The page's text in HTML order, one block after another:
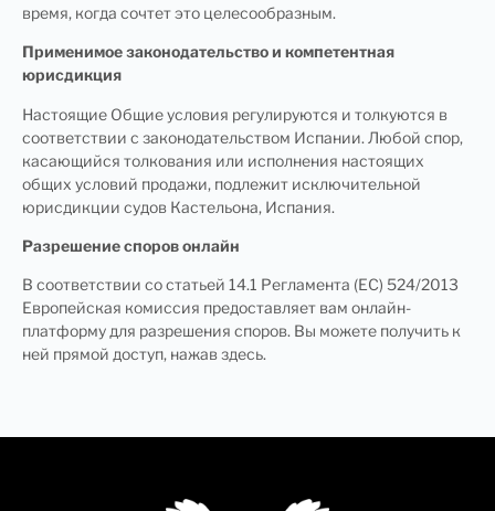
время, когда сочтет это целесообразным.
Применимое законодательство и компетентная
юрисдикция
Настоящие Общие условия регулируются и толкуются в
соответствии с законодательством Испании. Любой спор,
касающийся толкования или исполнения настоящих
общих условий продажи, подлежит исключительной
юрисдикции судов Кастельона, Испания.
Разрешение споров онлайн
В соответствии со статьей 14.1 Регламента (ЕС) 524/2013
Европейская комиссия предоставляет вам онлайн-
платформу для разрешения споров. Вы можете получить к
ней прямой доступ, нажав здесь.